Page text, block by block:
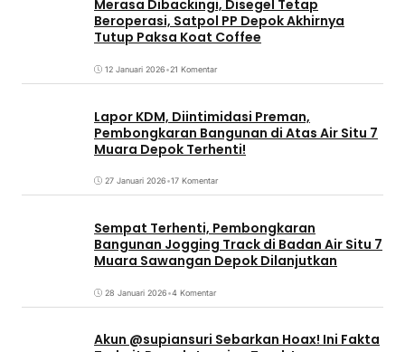
Merasa Dibackingi, Disegel Tetap
Beroperasi, Satpol PP Depok Akhirnya
Tutup Paksa Koat Coffee
12 Januari 2026•21 Komentar
Lapor KDM, Diintimidasi Preman,
Pembongkaran Bangunan di Atas Air Situ 7
Muara Depok Terhenti!
27 Januari 2026•17 Komentar
Sempat Terhenti, Pembongkaran
Bangunan Jogging Track di Badan Air Situ 7
Muara Sawangan Depok Dilanjutkan
28 Januari 2026•4 Komentar
Akun @supiansuri Sebarkan Hoax! Ini Fakta